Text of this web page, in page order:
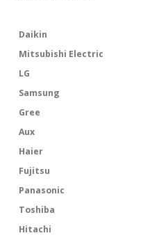
Daikin
Mitsubishi Electric
LG
Samsung
Gree
Aux
Haier
Fujitsu
Panasonic
Toshiba
Hitachi